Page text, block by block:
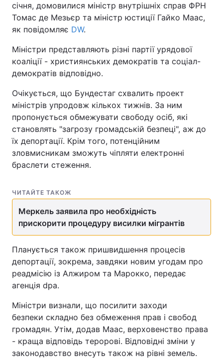
січня, домовилися міністр внутрішніх справ ФРН
Томас де Мезьєр та міністр юстиції Гайко Маас,
як повідомляє DW.
Міністри представляють різні партії урядової
коаліції - християнських демократів та соціал-
демократів відповідно.
Очікується, що Бундестаг схвалить проект
міністрів упродовж кількох тижнів. За ним
пропонується обмежувати свободу осіб, які
становлять "загрозу громадській безпеці", аж до
їх депортації. Крім того, потенційним
зловмисникам зможуть чіпляти електронні
браслети стеження.
ЧИТАЙТЕ ТАКОЖ
Меркель заявила про необхідність
прискорити процедуру висилки мігрантів
Планується також пришвидшення процесів
депортації, зокрема, завдяки новим угодам про
реадмісію із Алжиром та Марокко, передає
агенція dpa.
Міністри визнали, що посилити заходи
безпеки складно без обмеження прав і свобод
громадян. Утім, додав Маас, верховенство права
- краща відповідь теророві. Відповідні зміни у
законодавство внесуть також на рівні земель.